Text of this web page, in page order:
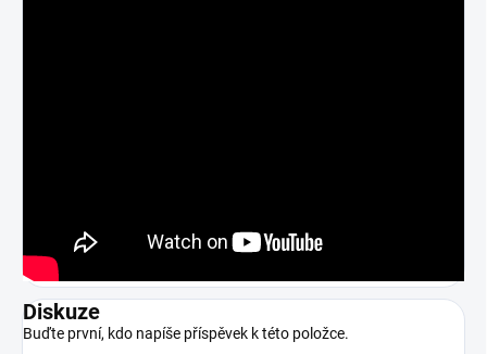
Diskuze
Buďte první, kdo napíše příspěvek k této položce.